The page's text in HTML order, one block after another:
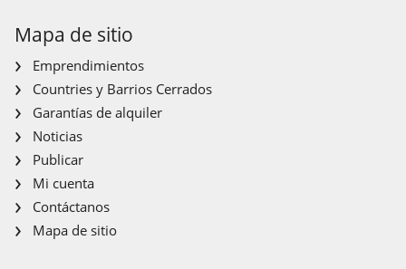
Mapa de sitio
Emprendimientos
Countries y Barrios Cerrados
Garantías de alquiler
Noticias
Publicar
Mi cuenta
Contáctanos
Mapa de sitio